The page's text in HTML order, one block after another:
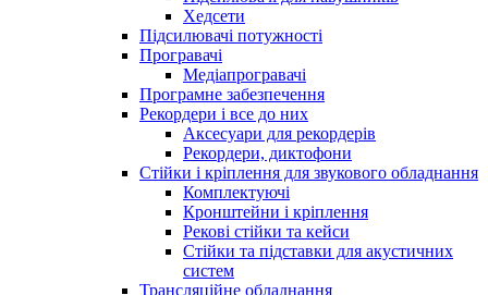
Хедсети
Підсилювачі потужності
Програвачі
Медіапрогравачі
Програмне забезпечення
Рекордери і все до них
Аксесуари для рекордерів
Рекордери, диктофони
Стійки і кріплення для звукового обладнання
Комплектуючі
Кронштейни і кріплення
Рекові стійки та кейси
Стійки та підставки для акустичних
систем
Трансляційне обладнання